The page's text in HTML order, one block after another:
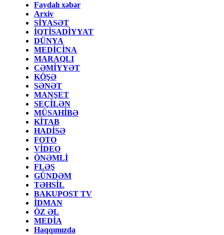
Faydalı xəbər
Arxiv
SİYASƏT
İQTİSADİYYAT
DÜNYA
MEDİCİNA
MARAQLI
CƏMİYYƏT
KÖŞƏ
SƏNƏT
MANŞET
SEÇİLƏN
MÜSAHİBƏ
KİTAB
HADİSƏ
FOTO
VİDEO
ÖNƏMLİ
FLƏŞ
GÜNDƏM
TƏHSİL
BAKUPOST TV
İDMAN
ÖZ ƏL
MEDİA
Haqqımızda